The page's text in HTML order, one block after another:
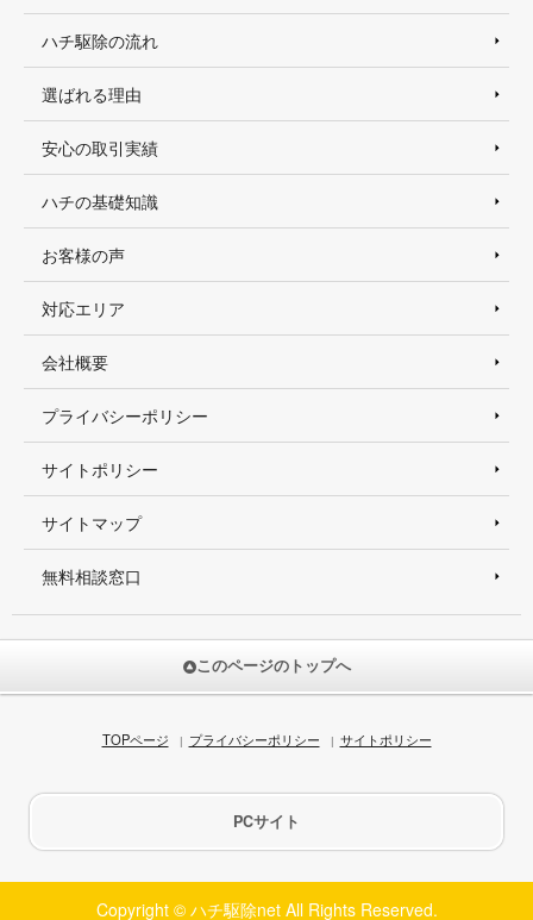
ハチ駆除の流れ
選ばれる理由
安心の取引実績
ハチの基礎知識
お客様の声
対応エリア
会社概要
プライバシーポリシー
サイトポリシー
サイトマップ
無料相談窓口
このページのトップへ
TOPページ プライバシーポリシー サイトポリシー
PCサイト
Copyright © ハチ駆除net All Rights Reserved.